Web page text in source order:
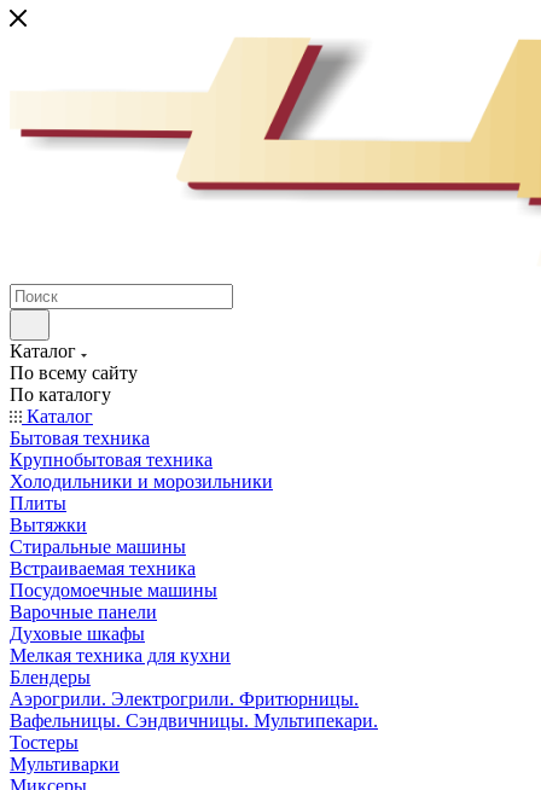
Каталог
По всему сайту
По каталогу
Каталог
Бытовая техника
Крупнобытовая техника
Холодильники и морозильники
Плиты
Вытяжки
Стиральные машины
Встраиваемая техника
Посудомоечные машины
Варочные панели
Духовые шкафы
Мелкая техника для кухни
Блендеры
Аэрогрили. Электрогрили. Фритюрницы.
Вафельницы. Сэндвичницы. Мультипекари.
Тостеры
Мультиварки
Миксеры